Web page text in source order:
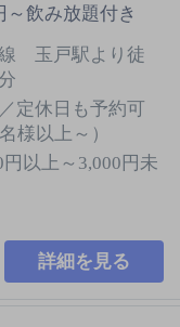
飲み放題付き
玉戸駅より徒
定休日も予約可
名様以上～）
円以上～3,000円未
詳細を見る